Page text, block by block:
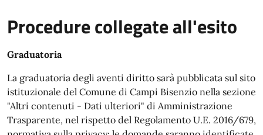
Procedure collegate all'esito
Graduatoria
La graduatoria degli aventi diritto sarà pubblicata sul sito
istituzionale del Comune di Campi Bisenzio nella sezione
"Altri contenuti - Dati ulteriori" di Amministrazione
Trasparente, nel rispetto del Regolamento U.E. 2016/679,